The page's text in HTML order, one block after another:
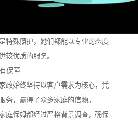
特殊照护，她们都能以专业的态度
较优质的服务。
保障
政始终坚持以客户需求为核心，凭
务，赢得了众多家庭的信赖。
庭保姆都经过严格背景调查，确保